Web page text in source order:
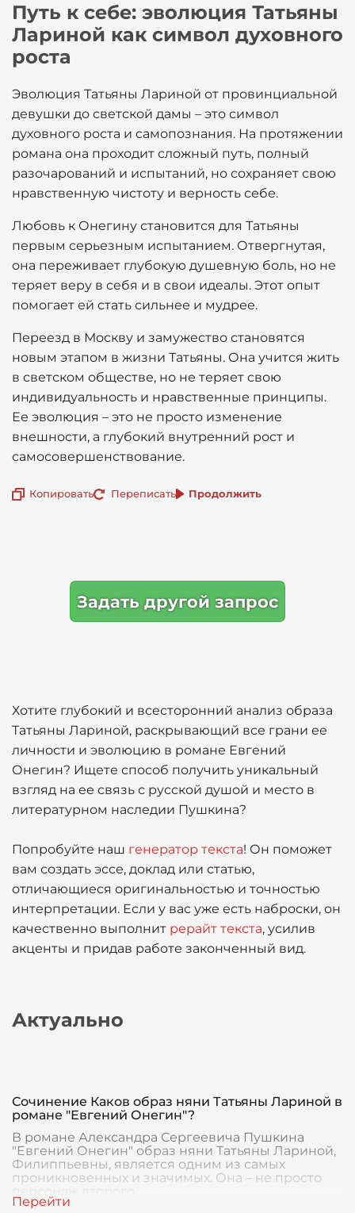
Путь к себе: эволюция Татьяны
Лариной как символ духовного
роста
Эволюция Татьяны Лариной от провинциальной
девушки до светской дамы – это символ
духовного роста и самопознания. На протяжении
романа она проходит сложный путь, полный
разочарований и испытаний, но сохраняет свою
нравственную чистоту и верность себе.
Любовь к Онегину становится для Татьяны
первым серьезным испытанием. Отвергнутая,
она переживает глубокую душевную боль, но не
теряет веру в себя и в свои идеалы. Этот опыт
помогает ей стать сильнее и мудрее.
Переезд в Москву и замужество становятся
новым этапом в жизни Татьяны. Она учится жить
в светском обществе, но не теряет свою
индивидуальность и нравственные принципы.
Ее эволюция – это не просто изменение
внешности, а глубокий внутренний рост и
самосовершенствование.
Копировать Переписать Продолжить
Задать другой запрос
Хотите глубокий и всесторонний анализ образа
Татьяны Лариной, раскрывающий все грани ее
личности и эволюцию в романе Евгений
Онегин? Ищете способ получить уникальный
взгляд на ее связь с русской душой и место в
литературном наследии Пушкина?
Попробуйте наш генератор текста! Он поможет
вам создать эссе, доклад или статью,
отличающиеся оригинальностью и точностью
интерпретации. Если у вас уже есть наброски, он
качественно выполнит рерайт текста, усилив
акценты и придав работе законченный вид.
Актуально
Сочинение Каков образ няни Татьяны Лариной в
романе "Евгений Онегин"?
В романе Александра Сергеевича Пушкина
"Евгений Онегин" образ няни Татьяны Лариной,
Филиппьевны, является одним из самых
проникновенных и значимых. Она – не просто